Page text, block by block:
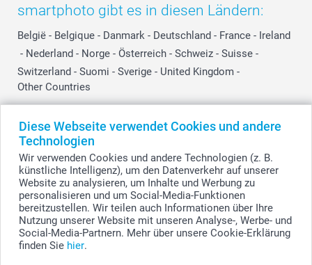
Diese Webseite verwendet Cookies und andere
Technologien
Wir verwenden Cookies und andere Technologien (z. B.
künstliche Intelligenz), um den Datenverkehr auf unserer
Website zu analysieren, um Inhalte und Werbung zu
personalisieren und um Social-Media-Funktionen
bereitzustellen. Wir teilen auch Informationen über Ihre
Nutzung unserer Website mit unseren Analyse-, Werbe- und
Social-Media-Partnern. Mehr über unsere Cookie-Erklärung
finden Sie hier.
smartphoto gibt es in diesen Ländern:
België - Belgique - Danmark - Deutschland - France - Ireland
- Nederland - Norge - Österreich - Schweiz - Suisse -
Switzerland - Suomi - Sverige - United Kingdom -
Other Countries
© smartphoto Group. Alle Rechte vorbehalten.
Alle Preise verstehen sich in Schweizer Franken (CHF) inkl. MwSt. und zzgl.